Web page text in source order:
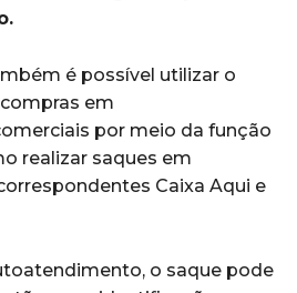
é possível utilizar o
em
por meio da função
realizar saques em
Caixa Aqui e
o saque pode